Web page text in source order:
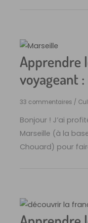
Apprendre
voyageant :
33 commentaires /
Bonjour ! J’ai
Marseille (à la
Chouard) pour